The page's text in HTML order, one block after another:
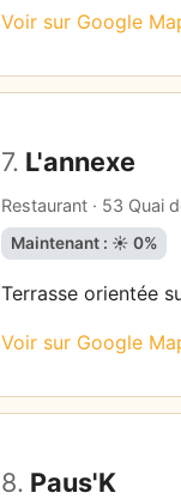
Voir sur Google
7. L'annexe
Restaurant · 53 Quai
Maintenant : ☀️ 0%
Terrasse orientée
Voir sur Google
8. Paus'K